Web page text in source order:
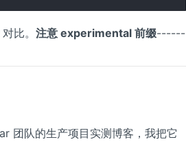
比。注意 experimental 前缀------
团队的生产项目实测博客，我把它